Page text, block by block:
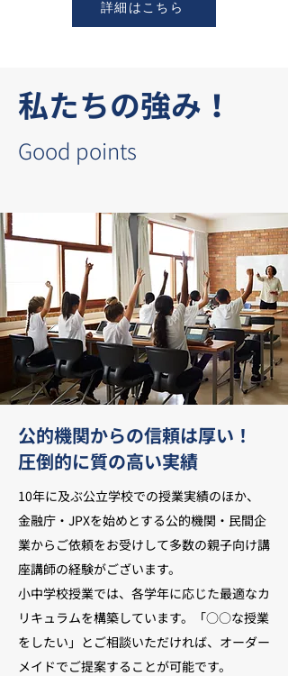
詳細はこちら
​私たちの強み！
Good points
​​公的機関からの信頼は厚い！
圧倒的に質の高い実績
10年に及ぶ公立学校での授業実績のほか、
金融庁・JPXを始めとする公的機関・民間企
業からご依頼をお受けして多数の親子向け講
座講師の経験がございます。
小中学校授業では、各学年に応じた最適なカ
リキュラムを構築しています。「○○な授業
をしたい」とご相談いただければ、オーダー
メイドでご提案することが可能です。